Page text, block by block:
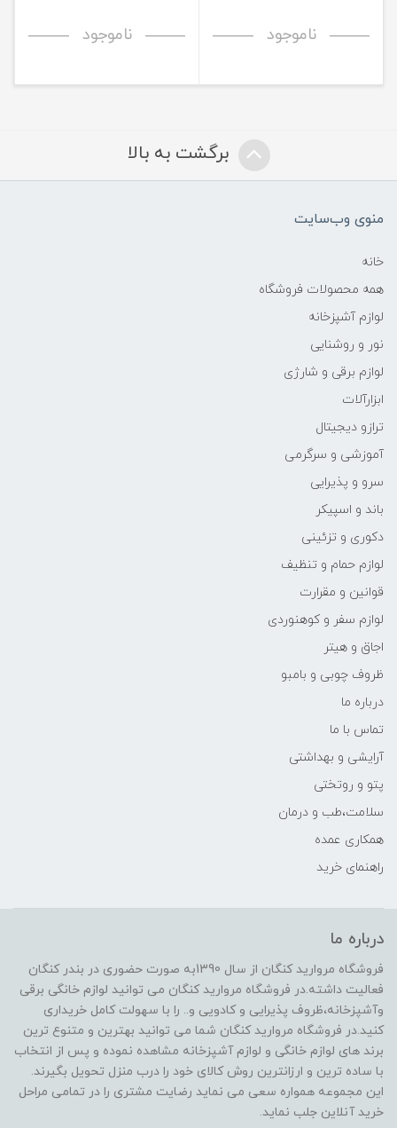
ناموجود ناموجود
برگشت به بالا
منوی وب‌سایت
خانه
همه محصولات فروشگاه
لوازم آشپزخانه
نور و روشنایی
لوازم برقی و شارژی
ابزارآلات
ترازو دیجیتال
آموزشی و سرگرمی
سرو و پذیرایی
باند و اسپیکر
دکوری و تزئینی
لوازم حمام و تنظیف
قوانین و مقرارت
لوازم سفر و کوهنوردی
اجاق و هیتر
ظروف چوبی و بامبو
درباره ما
تماس با ما
آرایشی و بهداشتی
پتو و روتختی
سلامت،طب و درمان
همکاری عمده
راهنمای خرید
درباره ما
فروشگاه مروارید کنگان از سال 1390به صورت حضوری در بندر کنگان
فعالیت داشته.در فروشگاه مروارید کنگان می توانید لوازم خانگی برقی
وآشپزخانه،ظروف پذیرایی و کادویی و.. را با سهولت کامل خریداری
کنید.در فروشگاه مروارید کنگان شما می توانید بهترین و متنوع ترین
برند های لوازم خانگی و لوازم آشپزخانه مشاهده نموده و پس از انتخاب
با ساده ترین و ارزانترین روش کالای خود را درب منزل تحویل بگیرند.
این مجموعه همواره سعی می نماید رضایت مشتری را در تمامی مراحل
خرید آنلاین جلب نماید.